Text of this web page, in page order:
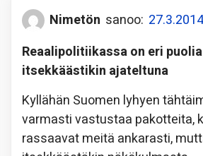
Nimetön sanoo:
Reaalipolitiikassa on eri
itsekkäästikin ajateltuna
Kyllähän Suomen lyhyen
varmasti vastustaa pakotteita,
rassaavat meitä ankarasti,